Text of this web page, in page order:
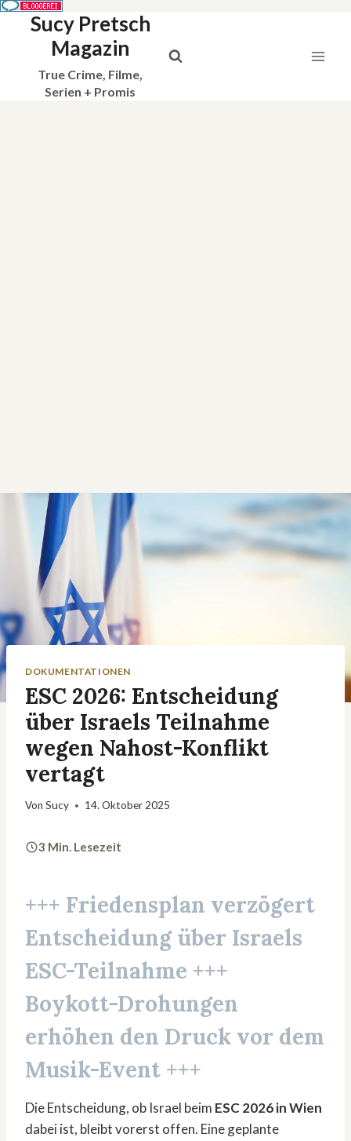
Sucy Pretsch
Magazin
True Crime, Filme,
Serien + Promis
DOKUMENTATIONEN
ESC 2026: Entscheidung
über Israels Teilnahme
wegen Nahost-Konflikt
vertagt
Von Sucy 14. Oktober 2025
3 Min. Lesezeit
+++ Friedensplan verzögert
Entscheidung über Israels
ESC-Teilnahme +++
Boykott-Drohungen
erhöhen den Druck vor dem
Musik-Event +++
Die Entscheidung, ob Israel beim ESC 2026 in Wien
dabei ist, bleibt vorerst offen. Eine geplante